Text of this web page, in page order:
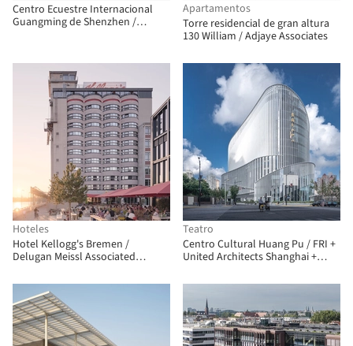
Centro Ecuestre Internacional
Guangming de Shenzhen /
Apartamentos
Torre residencial de gran altura
130 William / Adjaye Associates
Hoteles
Hotel Kellogg's Bremen /
Delugan Meissl Associated
Teatro
Centro Cultural Huang Pu / FRI +
United Architects Shanghai +